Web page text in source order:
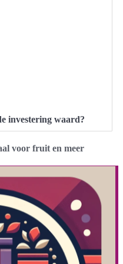
investering waard?
voor fruit en meer